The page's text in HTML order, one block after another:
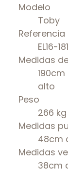
Modelo
Toby
EL16-
Medidas
alto
Peso
266 kg
Medidas
48cm
Medidas
38cm